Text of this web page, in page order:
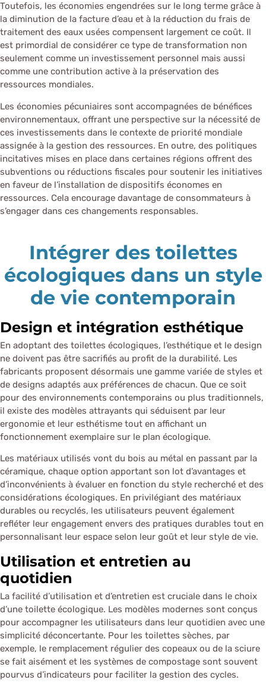
Toutefois, les économies engendrées sur le long terme grâce à
la diminution de la facture d’eau et à la réduction du frais de
traitement des eaux usées compensent largement ce coût. Il
est primordial de considérer ce type de transformation non
seulement comme un investissement personnel mais aussi
comme une contribution active à la préservation des
ressources mondiales.
Les économies pécuniaires sont accompagnées de bénéfices
environnementaux, offrant une perspective sur la nécessité de
ces investissements dans le contexte de priorité mondiale
assignée à la gestion des ressources. En outre, des politiques
incitatives mises en place dans certaines régions offrent des
subventions ou réductions fiscales pour soutenir les initiatives
en faveur de l’installation de dispositifs économes en
ressources. Cela encourage davantage de consommateurs à
s’engager dans ces changements responsables.
Intégrer des toilettes
écologiques dans un style
de vie contemporain
Design et intégration esthétique
En adoptant des toilettes écologiques, l’esthétique et le design
ne doivent pas être sacrifiés au profit de la durabilité. Les
fabricants proposent désormais une gamme variée de styles et
de designs adaptés aux préférences de chacun. Que ce soit
pour des environnements contemporains ou plus traditionnels,
il existe des modèles attrayants qui séduisent par leur
ergonomie et leur esthétisme tout en affichant un
fonctionnement exemplaire sur le plan écologique.
Les matériaux utilisés vont du bois au métal en passant par la
céramique, chaque option apportant son lot d’avantages et
d’inconvénients à évaluer en fonction du style recherché et des
considérations écologiques. En privilégiant des matériaux
durables ou recyclés, les utilisateurs peuvent également
refléter leur engagement envers des pratiques durables tout en
personnalisant leur espace selon leur goût et leur style de vie.
Utilisation et entretien au
quotidien
La facilité d’utilisation et d’entretien est cruciale dans le choix
d’une toilette écologique. Les modèles modernes sont conçus
pour accompagner les utilisateurs dans leur quotidien avec une
simplicité déconcertante. Pour les toilettes sèches, par
exemple, le remplacement régulier des copeaux ou de la sciure
se fait aisément et les systèmes de compostage sont souvent
pourvus d’indicateurs pour faciliter la gestion des cycles.